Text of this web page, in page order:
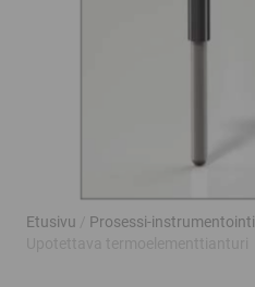
Etusivu Prosessi-instrumentointi